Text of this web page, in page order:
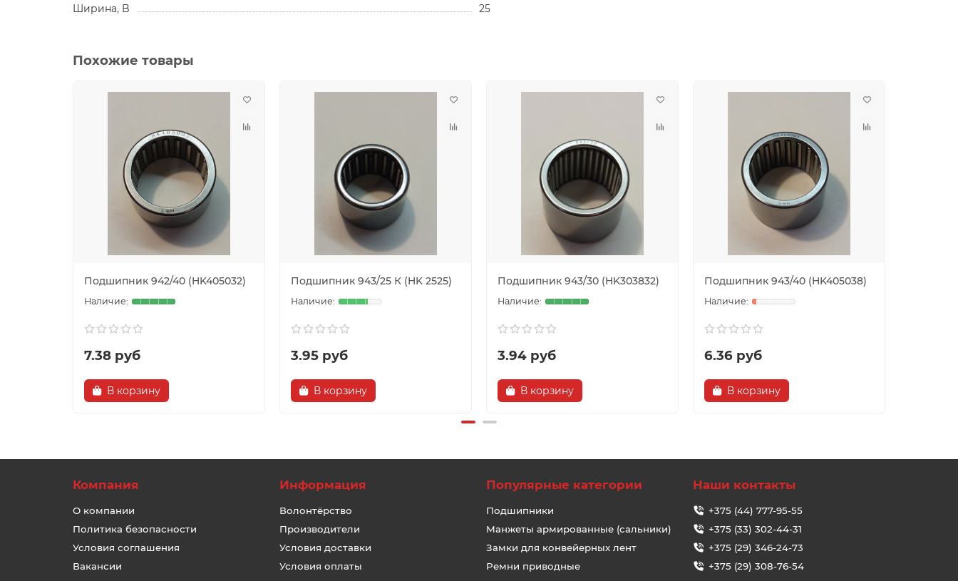
Ширина, B
25
Похожие товары
Подшипник 942/40 (HK405032)
7.38 руб
В корзину
Подшипник 943/25 К (HK 2525)
3.95 руб
В корзину
Подшипник 943/30 (HK303832)
3.94 руб
В корзину
Подшипник 943/40 (HK405038)
6.36 руб
В корзину
Компания
О компании
Политика безопасности
Условия соглашения
Вакансии
Информация
Волонтёрство
Производители
Условия доставки
Условия оплаты
Популярные категории
Подшипники
Манжеты армированные (сальники)
Замки для конвейерных лент
Ремни приводные
Наши контакты
+375 (44) 777-95-55
+375 (33) 302-44-31
+375 (29) 346-24-73
+375 (29) 308-76-54